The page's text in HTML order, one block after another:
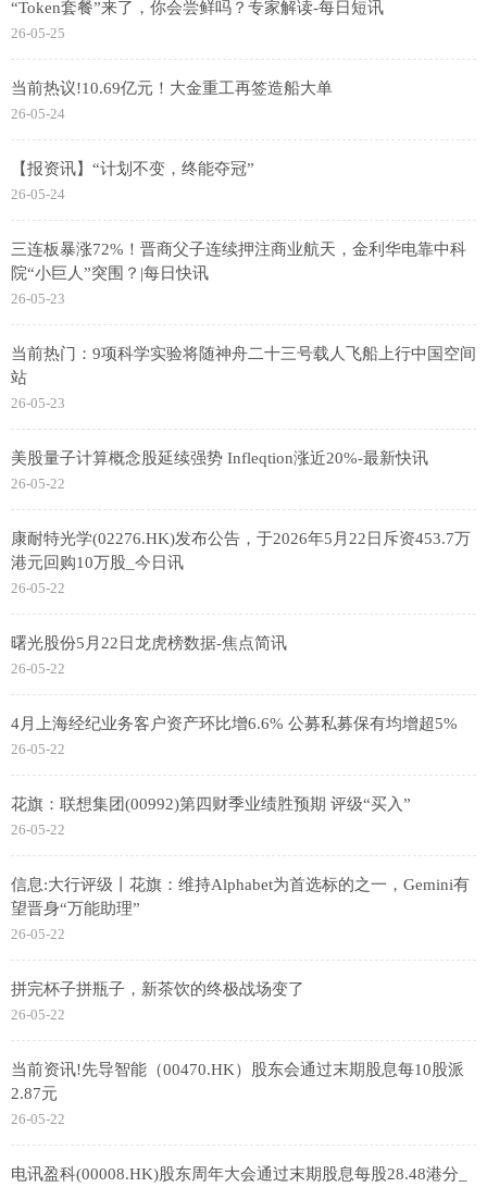
“Token套餐”来了，你会尝鲜吗？专家解读-每日短讯
26-05-25
当前热议!10.69亿元！大金重工再签造船大单
26-05-24
【报资讯】“计划不变，终能夺冠”
26-05-24
三连板暴涨72%！晋商父子连续押注商业航天，金利华电靠中科
院“小巨人”突围？|每日快讯
26-05-23
当前热门：9项科学实验将随神舟二十三号载人飞船上行中国空间
站
26-05-23
美股量子计算概念股延续强势 Infleqtion涨近20%-最新快讯
26-05-22
康耐特光学(02276.HK)发布公告，于2026年5月22日斥资453.7万
港元回购10万股_今日讯
26-05-22
曙光股份5月22日龙虎榜数据-焦点简讯
26-05-22
4月上海经纪业务客户资产环比增6.6% 公募私募保有均增超5%
26-05-22
花旗：联想集团(00992)第四财季业绩胜预期 评级“买入”
26-05-22
信息:大行评级丨花旗：维持Alphabet为首选标的之一，Gemini有
望晋身“万能助理”
26-05-22
拼完杯子拼瓶子，新茶饮的终极战场变了
26-05-22
当前资讯!先导智能（00470.HK）股东会通过末期股息每10股派
2.87元
26-05-22
电讯盈科(00008.HK)股东周年大会通过末期股息每股28.48港分_